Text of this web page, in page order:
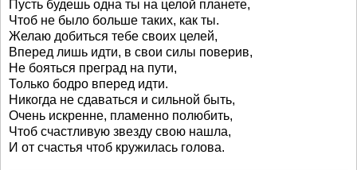
Пусть будешь одна ты на целой планете,
Чтоб не было больше таких, как ты.
Желаю добиться тебе своих целей,
Вперед лишь идти, в свои силы поверив,
Не бояться преград на пути,
Только бодро вперед идти.
Никогда не сдаваться и сильной быть,
Очень искренне, пламенно полюбить,
Чтоб счастливую звезду свою нашла,
И от счастья чтоб кружилась голова.